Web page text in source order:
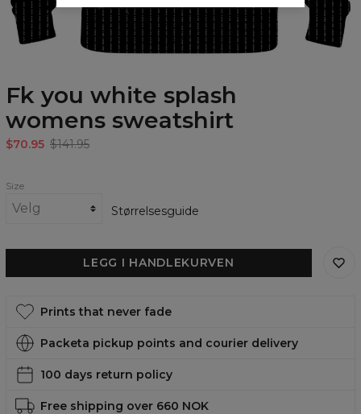
Fk you white splash
womens sweatshirt
$70.95 $141.95
Size
Størrelsesguide
LEGG I HANDLEKURVEN
Prints that never fade
Packeta pickup points and courier delivery
100 days return policy
Free shipping over 660 NOK